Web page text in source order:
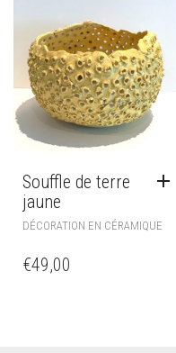
Souffle de terre
jaune
DÉCORATION EN CÉRAMIQUE
€49,00